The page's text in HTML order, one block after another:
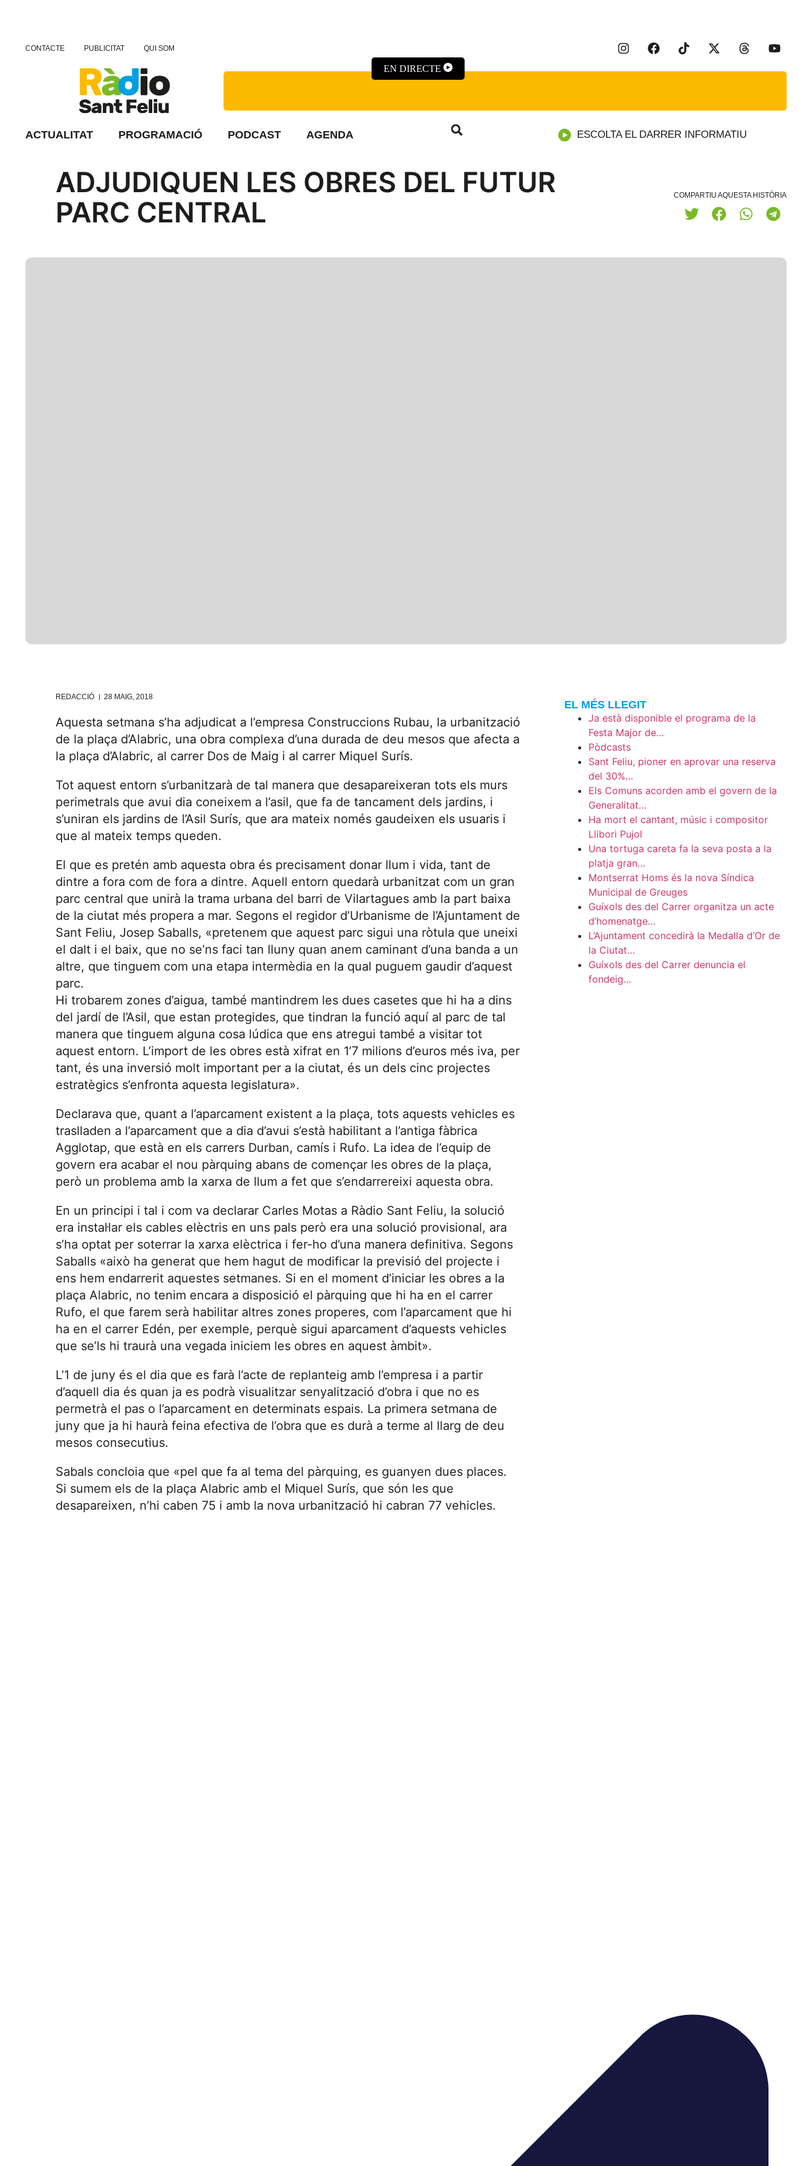
CONTACTE PUBLICITAT QUI SOM
EN DIRECTE
ACTUALITAT PROGRAMACIÓ PODCAST AGENDA ESCOLTA EL DARRER INFORMATIU
ADJUDIQUEN LES OBRES DEL FUTUR
PARC CENTRAL
COMPARTIU AQUESTA HISTÒRIA
REDACCIÓ 28 MAIG, 2018
Aquesta setmana s’ha adjudicat a l’empresa Construccions Rubau, la urbanització
de la plaça d’Alabric, una obra complexa d’una durada de deu mesos que afecta a
la plaça d’Alabric, al carrer Dos de Maig i al carrer Miquel Surís.
Tot aquest entorn s’urbanitzarà de tal manera que desapareixeran tots els murs
perimetrals que avui dia coneixem a l’asil, que fa de tancament dels jardins, i
s’uniran els jardins de l’Asil Surís, que ara mateix només gaudeixen els usuaris i
que al mateix temps queden.
El que es pretén amb aquesta obra és precisament donar llum i vida, tant de
dintre a fora com de fora a dintre. Aquell entorn quedarà urbanitzat com un gran
parc central que unirà la trama urbana del barri de Vilartagues amb la part baixa
de la ciutat més propera a mar. Segons el regidor d’Urbanisme de l’Ajuntament de
Sant Feliu, Josep Saballs, «pretenem que aquest parc sigui una ròtula que uneixi
el dalt i el baix, que no se’ns faci tan lluny quan anem caminant d’una banda a un
altre, que tinguem com una etapa intermèdia en la qual puguem gaudir d’aquest
parc.
Hi trobarem zones d’aigua, també mantindrem les dues casetes que hi ha a dins
del jardí de l’Asil, que estan protegides, que tindran la funció aquí al parc de tal
manera que tinguem alguna cosa lúdica que ens atregui també a visitar tot
aquest entorn. L’import de les obres està xifrat en 1’7 milions d’euros més iva, per
tant, és una inversió molt important per a la ciutat, és un dels cinc projectes
estratègics s’enfronta aquesta legislatura».
Declarava que, quant a l’aparcament existent a la plaça, tots aquests vehicles es
traslladen a l’aparcament que a dia d’avui s’està habilitant a l’antiga fàbrica
Agglotap, que està en els carrers Durban, camís i Rufo. La idea de l’equip de
govern era acabar el nou pàrquing abans de començar les obres de la plaça,
però un problema amb la xarxa de llum a fet que s’endarrereixi aquesta obra.
En un principi i tal i com va declarar Carles Motas a Ràdio Sant Feliu, la solució
era instal·lar els cables elèctris en uns pals però era una solució provisional, ara
s’ha optat per soterrar la xarxa elèctrica i fer-ho d’una manera definitiva. Segons
Saballs «això ha generat que hem hagut de modificar la previsió del projecte i
ens hem endarrerit aquestes setmanes. Si en el moment d’iniciar les obres a la
plaça Alabric, no tenim encara a disposició el pàrquing que hi ha en el carrer
Rufo, el que farem serà habilitar altres zones properes, com l’aparcament que hi
ha en el carrer Edén, per exemple, perquè sigui aparcament d’aquests vehicles
que se’ls hi traurà una vegada iniciem les obres en aquest àmbit».
L’1 de juny és el dia que es farà l’acte de replanteig amb l’empresa i a partir
d’aquell dia és quan ja es podrà visualitzar senyalització d’obra i que no es
permetrà el pas o l’aparcament en determinats espais. La primera setmana de
juny que ja hi haurà feina efectiva de l’obra que es durà a terme al llarg de deu
mesos consecutius.
Sabals concloia que «pel que fa al tema del pàrquing, es guanyen dues places.
Si sumem els de la plaça Alabric amb el Miquel Surís, que són les que
desapareixen, n’hi caben 75 i amb la nova urbanització hi cabran 77 vehicles.
EL MÉS LLEGIT
Ja està disponible el programa de la
Festa Major de…
Pòdcasts
Sant Feliu, pioner en aprovar una reserva
del 30%…
Els Comuns acorden amb el govern de la
Generalitat…
Ha mort el cantant, músic i compositor
Llibori Pujol
Una tortuga careta fa la seva posta a la
platja gran…
Montserrat Homs és la nova Síndica
Municipal de Greuges
Guíxols des del Carrer organitza un acte
d’homenatge…
L’Ajuntament concedirà la Medalla d’Or de
la Ciutat…
Guíxols des del Carrer denuncia el
fondeig…